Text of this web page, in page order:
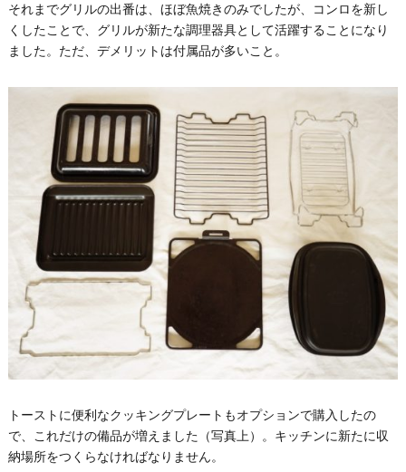
それまでグリルの出番は、ほぼ魚焼きのみでしたが、コンロを新し
くしたことで、グリルが新たな調理器具として活躍することになり
ました。ただ、デメリットは付属品が多いこと。
トーストに便利なクッキングプレートもオプションで購入したの
で、これだけの備品が増えました（写真上）。キッチンに新たに収
納場所をつくらなければなりません。